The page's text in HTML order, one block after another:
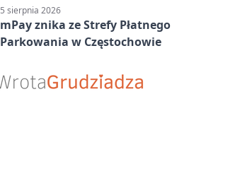
5 sierpnia 2026
mPay znika ze Strefy Płatnego
Parkowania w Częstochowie